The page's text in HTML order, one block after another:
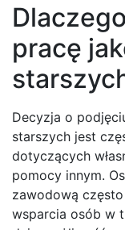
pracę
Decyzja o
starszych jest
dotyczących
pomocy innym.
zawodową
wsparcia osób w